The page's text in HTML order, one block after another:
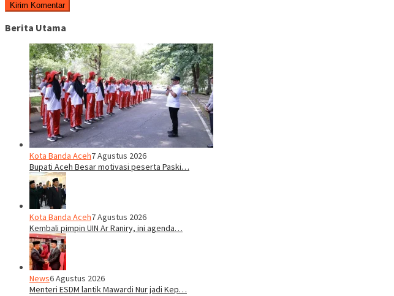
Berita Utama
Kota Banda Aceh7 Agustus 2026
Bupati Aceh Besar motivasi peserta Paski…
Kota Banda Aceh7 Agustus 2026
Kembali pimpin UIN Ar Raniry, ini agenda…
News6 Agustus 2026
Menteri ESDM lantik Mawardi Nur jadi Kep…